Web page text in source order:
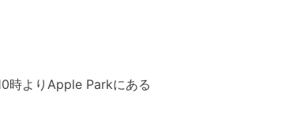
時よりApple Parkにある